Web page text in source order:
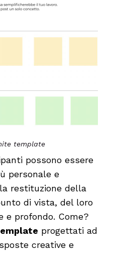
template
possono essere
personale e
restituzione della
di vista, del loro
e profondo. Come?
progettati ad
creative e